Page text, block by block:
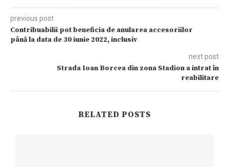
previous post
Contribuabilii pot beneficia de anularea accesoriilor
până la data de 30 iunie 2022, inclusiv
next post
Strada Ioan Borcea din zona Stadion a intrat în
reabilitare
RELATED POSTS